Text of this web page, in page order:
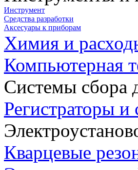
Инструмент
Средства разработки
Аксесуары к приборам
Химия и
Компьютерная
Системы сбора
Регистраторы
Кварцевые